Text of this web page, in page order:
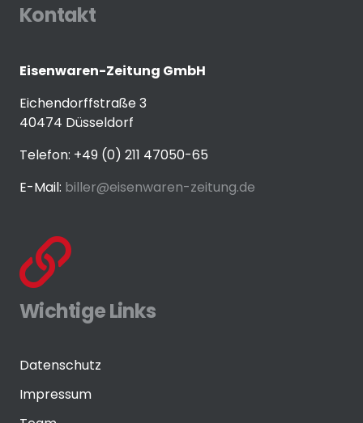
Kontakt
Eisenwaren-Zeitung GmbH
Eichendorffstraße 3
40474 Düsseldorf
Telefon: +49 (0) 211 47050-65
E-Mail: biller@eisenwaren-zeitung.de
Wichtige Links
Datenschutz
Impressum